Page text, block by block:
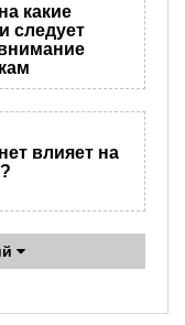
какие
следует
влияет на